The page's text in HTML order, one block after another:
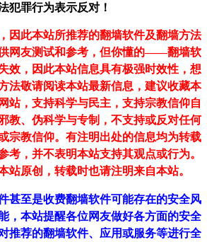
犯罪行为表示反对！
因此本站所推荐的翻墙软件及翻墙方法
网友测试和参考，但你懂的——翻墙软
效，因此本站信息具有极强时效性，想
法敬请阅读本站最新信息，建议收藏本
站，支持科学与民主，支持宗教信仰自
教、伪科学与专制，不支持或反对任何
宗教信仰。有注明出处的信息均为转载
考，并不表明本站支持其观点或行为。
站原创，转载时也请注明来自本站。
甚至是收费翻墙软件可能存在的安全风
，本站提醒各位网友做好各方面的安全
推荐的翻墙软件、应用或服务等进行全